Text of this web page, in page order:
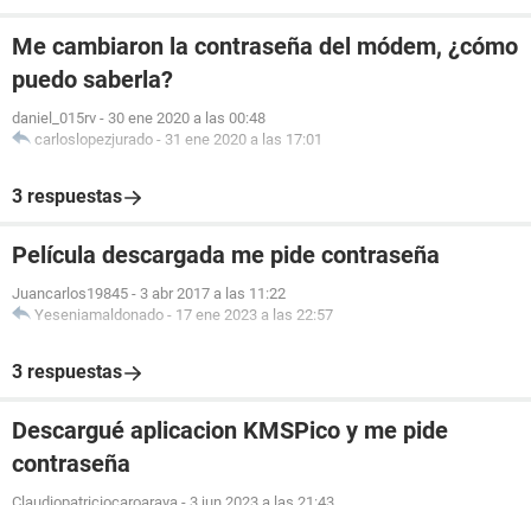
Me cambiaron la contraseña del módem, ¿cómo
puedo saberla?
daniel_015rv - 30 ene 2020 a las 00:48
carloslopezjurado - 31 ene 2020 a las 17:01
3 respuestas
Película descargada me pide contraseña
Juancarlos19845 - 3 abr 2017 a las 11:22
Yeseniamaldonado - 17 ene 2023 a las 22:57
3 respuestas
Descargué aplicacion KMSPico y me pide
contraseña